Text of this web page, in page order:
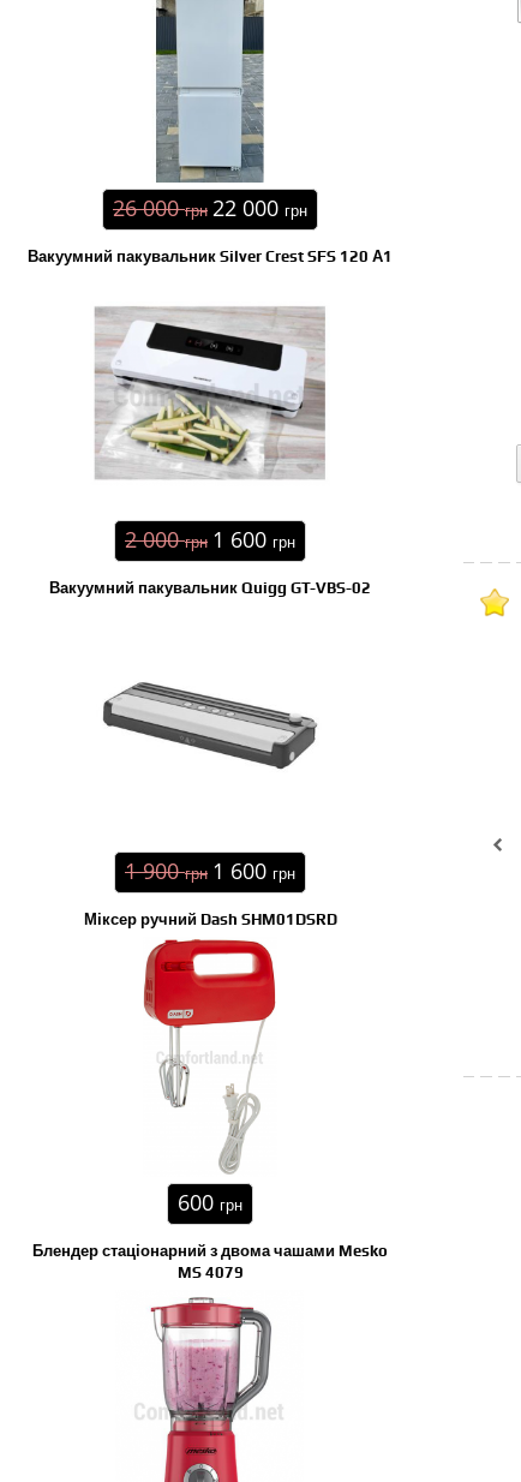
26 000грн 22 000 грн
Вакуумний пакувальник Silver Crest SFS 120 А1
2 000грн 1 600 грн
Вакуумний пакувальник Quigg GT-VBS-02
1 900грн 1 600 грн
Міксер ручний Dash SHM01DSRD
600 грн
Блендер стаціонарний з двома чашами Mesko
MS 4079